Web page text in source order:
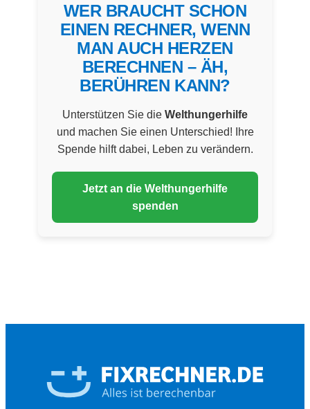
WER BRAUCHT SCHON
EINEN RECHNER, WENN
MAN AUCH HERZEN
BERECHNEN – ÄH,
BERÜHREN KANN?
Unterstützen Sie die Welthungerhilfe
und machen Sie einen Unterschied! Ihre
Spende hilft dabei, Leben zu verändern.
Jetzt an die Welthungerhilfe
spenden